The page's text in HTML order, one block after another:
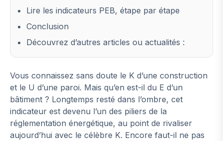
Lire les indicateurs PEB, étape par étape
Conclusion
Découvrez d’autres articles ou actualités :
Vous connaissez sans doute le K d’une construction
et le U d’une paroi. Mais qu’en est-il du E d’un
bâtiment ? Longtemps resté dans l’ombre, cet
indicateur est devenu l’un des piliers de la
réglementation énergétique, au point de rivaliser
aujourd’hui avec le célèbre K. Encore faut-il ne pas